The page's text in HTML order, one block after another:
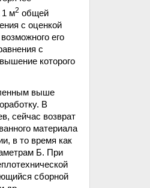
1 м2 общей
с оценкой
его
с
которого
выше
В
сейчас возврат
материала
в то время как
Б. При
сборной